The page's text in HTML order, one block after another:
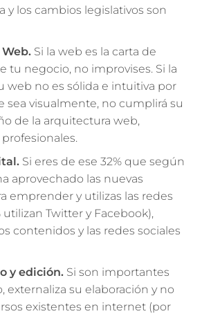
y los cambios legislativos son
Si la web es la carta de
tu negocio, no improvises. Si la
web no es sólida e intuitiva por
sea visualmente, no cumplirá su
de la arquitectura web,
Si eres de ese 32% que según
aprovechado las nuevas
emprender y utilizas las redes
utilizan Twitter y Facebook),
contenidos y las redes sociales
y edición. Si son importantes
externaliza su elaboración y no
existentes en internet (por